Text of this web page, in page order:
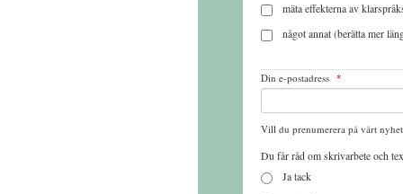
mäta effekterna av
något annat (berätta mer
Din e-postadress *
Vill du prenumerera på vårt
Du får råd om skrivarbete och
Ja tack